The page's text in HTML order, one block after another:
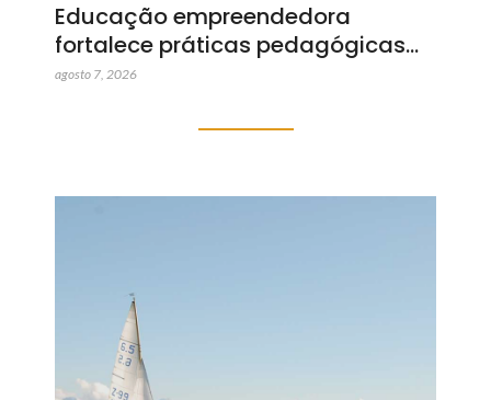
Educação empreendedora
fortalece práticas pedagógicas…
agosto 7, 2026